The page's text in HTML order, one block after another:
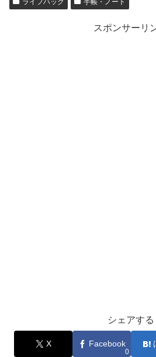
ライフハック 手帳・ノート
スポンサーリ
シェアする
X Facebook
0